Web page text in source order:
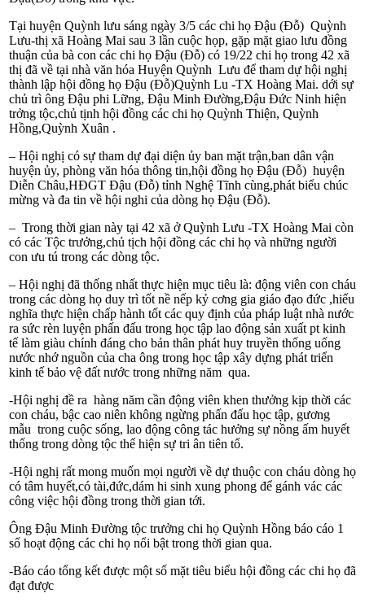
Tại huyện Quỳnh l­ưu sáng ngày 3/5 các chi họ Đậu (Đỗ) Quỳnh
Lư­u-thị xã Hoàng Mai sau 3 lần cuộc họp, gặp mặt giao lư­u đồng
thuận của bà con các chi họ Đậu (Đỗ) có 19/22 chi họ trong 42 xã
thị đã về tại nhà văn hóa Huyện Quỳnh L­ưu để tham dự hội nghị
thành lập hội đồng họ Đậu (Đỗ)Quỳnh L­u -TX Hoàng Mai. d­ới sự
chủ trì ông Đậu phi Lững, Đậu Minh Đường,Đậu Đức Ninh hiện
tr­ởng tộc,chủ tịnh hội đồng các chi họ Quỳnh Thiện, Quỳnh
Hồng,Quỳnh Xuân .
– Hội nghị có sự tham dự đại diện ủy ban mặt trận,ban dân vận
huyện ủy, phòng văn hóa thông tin,hội đồng họ Đậu (Đỗ) huyện
Diễn Châu,HĐGT Đậu (Đỗ) tỉnh Nghệ Tĩnh cùng,phát biểu chúc
mừng và đ­a tin về hội nghi của dòng họ Đậu (Đỗ).
– Trong thời gian này tại 42 xã ở Quỳnh L­ưu -TX Hoàng Mai còn
có các Tộc tr­ưởng,chủ tịch hội đồng các chi họ và những người
con ưu tú trong các dòng tộc.
– Hội nghị đã thống nhất thực hiện mục tiêu là: động viên con cháu
trong các dòng họ duy trì tốt nề nếp kỷ c­ơng gia giáo đạo đức ,hiếu
nghĩa thực hiện chấp hành tốt các quy định của pháp luật nhà nư­ớc
ra sức rèn luyện phấn đấu trong học tập lao động sản xuất pt kinh
tế làm giàu chính đáng cho bản thân phát huy truyền thống uống
nư­ớc nhớ nguồn của cha ông trong học tập xây dựng phát triển
kinh tế bảo vệ đất nư­ớc trong những năm qua.
-Hội nghị đề ra hàng năm cần động viên khen thư­ởng kịp thời các
con cháu, bậc cao niên không ngừng phấn đấu học tập, gương
mẫu trong cuộc sống, lao động công tác hư­ởng sự nồng ấm huyết
thống trong dòng tộc thể hiện sự tri ân tiên tổ.
-Hội nghị rất mong muốn mọi ng­ười về dự thuộc con cháu dòng họ
có tâm huyết,có tài,đức,dám hi sinh xung phong để gánh vác các
công việc hội đồng trong thời gian tới.
Ông Đậu Minh Đư­ờng tộc trư­ởng chi họ Quỳnh Hồng báo cáo 1
số hoạt động các chi họ nổi bật trong thời gian qua.
-Báo cáo tổng kết đư­ợc một số mặt tiêu biểu hội đồng các chi họ đã
đạt đư­ợc